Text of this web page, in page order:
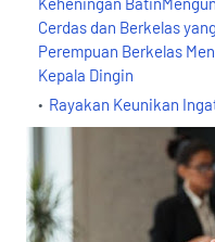
Cerdas dan Berkelas
Perempuan Berkelas
Kepala Dingin
Rayakan Keunikan